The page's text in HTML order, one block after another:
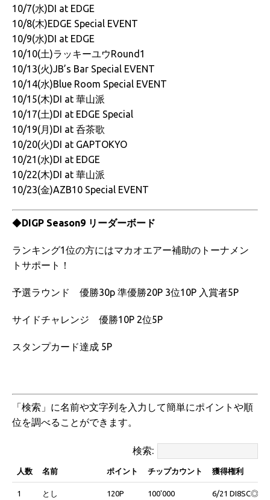
10/7(水)DI at EDGE
10/8(木)EDGE Special EVENT
10/9(水)DI at EDGE
10/10(土)ラッキーユウRound1
10/13(火)JB’s Bar Special EVENT
10/14(水)Blue Room Special EVENT
10/15(木)DI at 華山派
10/17(土)DI at EDGE Special
10/19(月)DI at 呑茶歌
10/20(火)DI at GAPTOKYO
10/21(水)DI at EDGE
10/22(木)DI at 華山派
10/23(金)AZB10 Special EVENT
◆DIGP Season9 リーダーボード
ランキング1位の方にはマカオエアー補助のトーナメン
トサポート！
予選ラウンド 優勝30p 準優勝20P 3位10P 入賞者5P
サイドチャレンジ 優勝10P 2位5P
スタンプカード達成 5P
「検索」に名前や文字列を入力して簡単にポイントや順
位を調べることができます。
検索:
人数 名前 ポイント チップカウント
獲得権利
獲得権利
1 とし 120P 100'000 6/21 DI8SC◎、